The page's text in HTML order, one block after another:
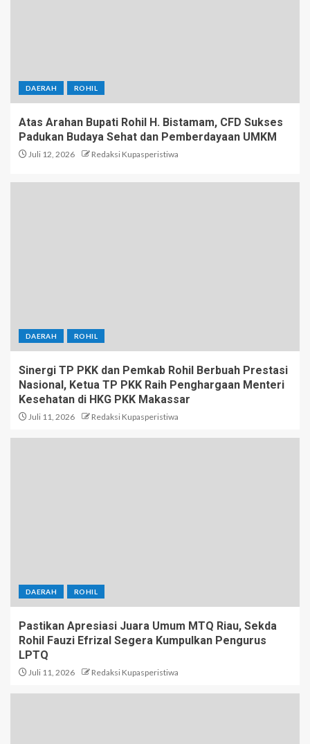
DAERAH ROHIL
Atas Arahan Bupati Rohil H. Bistamam, CFD Sukses
Padukan Budaya Sehat dan Pemberdayaan UMKM
Juli 12, 2026 Redaksi Kupasperistiwa
DAERAH ROHIL
Sinergi TP PKK dan Pemkab Rohil Berbuah Prestasi
Nasional, Ketua TP PKK Raih Penghargaan Menteri
Kesehatan di HKG PKK Makassar
Juli 11, 2026 Redaksi Kupasperistiwa
DAERAH ROHIL
Pastikan Apresiasi Juara Umum MTQ Riau, Sekda
Rohil Fauzi Efrizal Segera Kumpulkan Pengurus
LPTQ
Juli 11, 2026 Redaksi Kupasperistiwa